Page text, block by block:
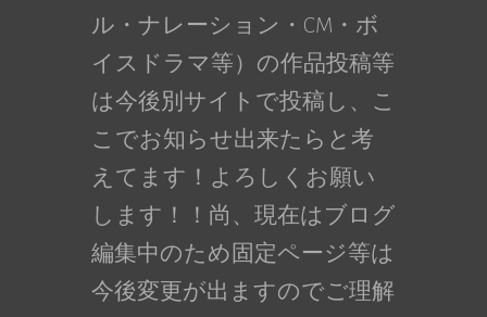
ル・ナレーション・CM・ボ
イスドラマ等）の作品投稿等
は今後別サイトで投稿し、こ
こでお知らせ出来たらと考
えてます！よろしくお願い
します！！尚、現在はブログ
編集中のため固定ページ等は
今後変更が出ますのでご理解